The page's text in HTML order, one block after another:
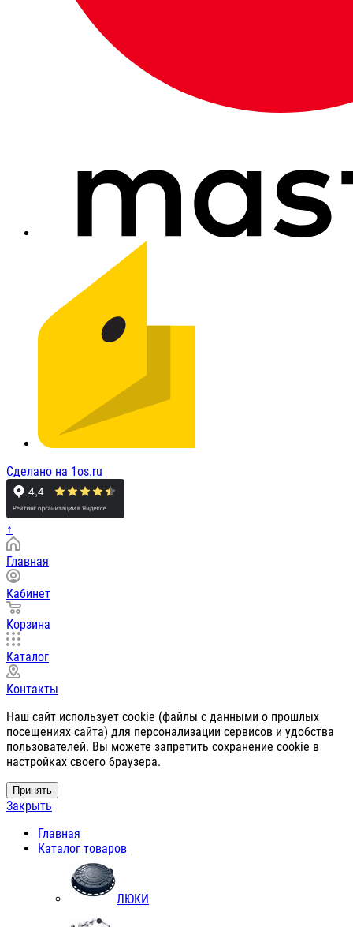
Сделано на 1os.ru
↑
Главная
Кабинет
Корзина
Каталог
Контакты
Наш сайт использует cookie (файлы с данными о прошлых
посещениях сайта) для персонализации сервисов и удобства
пользователей. Вы можете запретить сохранение cookie в
настройках своего браузера.
Принять
Закрыть
Главная
Каталог товаров
ЛЮКИ